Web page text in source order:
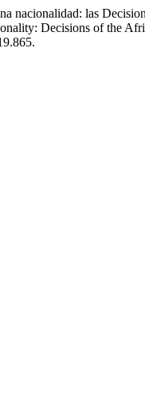
nacionalidad: las
Decisions of the